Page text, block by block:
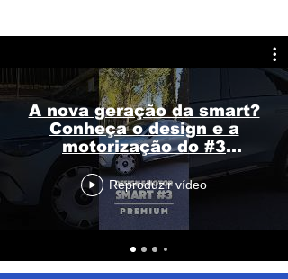
A nova geração da smart?
Conheça o design e a
motorização do #3
Premium
Reproduzir vídeo